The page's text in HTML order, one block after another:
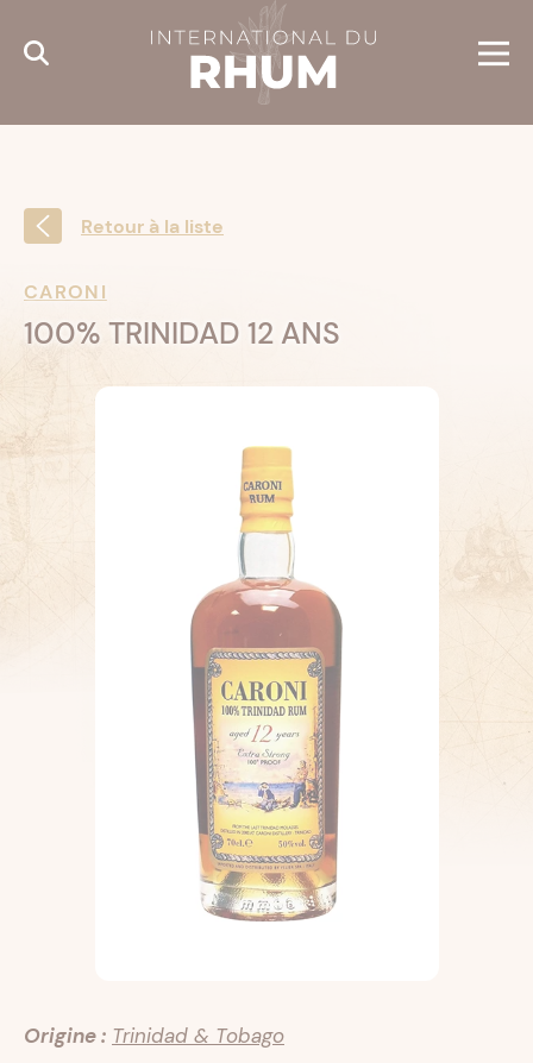
Retour à la liste
CARONI
100% TRINIDAD 12 ANS
Origine : Trinidad & Tobago
Cookies management panel